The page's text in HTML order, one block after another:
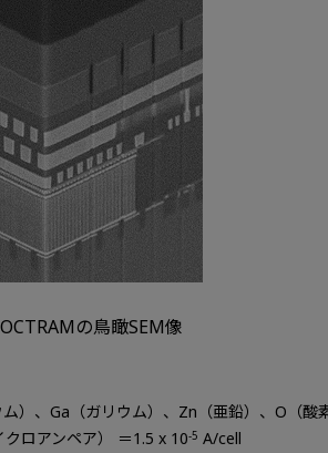
の鳥瞰SEM像
）、Ga（ガリウム）、Zn（亜鉛）、O（酸
ロアンペア） ＝1.5 x 10-5 A/cell